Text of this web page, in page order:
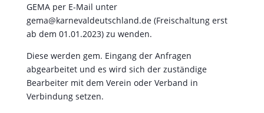
GEMA per E-Mail unter
gema@karnevaldeutschland.de (Freischaltung erst
ab dem 01.01.2023) zu wenden.
Diese werden gem. Eingang der Anfragen
abgearbeitet und es wird sich der zuständige
Bearbeiter mit dem Verein oder Verband in
Verbindung setzen.